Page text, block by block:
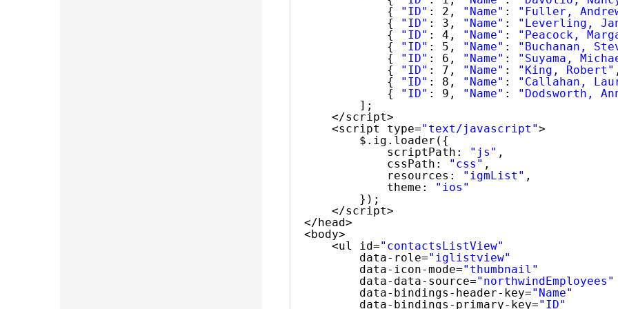
{
"ID" : 2, "Name" : "Fuller,
{
"ID" : 3, "Name" : "Leverling,
{
"ID" : 4, "Name" : "Peacock,
{
"ID" : 5, "Name" : "Buchanan,
{
"ID" : 6, "Name" : "Suyama,
{
"ID" : 7, "Name" : "King, Robert"
{
"ID" : 8, "Name" : "Callahan,
{
"ID" : 9, "Name" : "Dodsworth,
];
</script>
<script type="text/javascript">
$.ig.loader({
scriptPath:
"js" ,
cssPath:
"css" ,
resources:
"igmList" ,
theme:
"ios"
});
</script>
</head>
<body>
<ul id="contactsListView"
data-role="iglistview"
data-icon-mode="thumbnail"
data-data-source="northwindEmployees"
data-bindings-header-key="Name"
data-bindings-primary-key="ID"